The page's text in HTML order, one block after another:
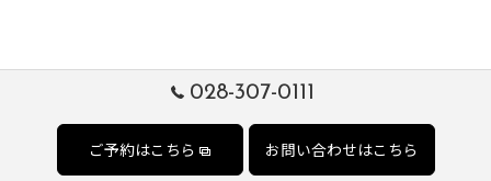
028-307-0111
ご予約はこちら お問い合わせはこちら